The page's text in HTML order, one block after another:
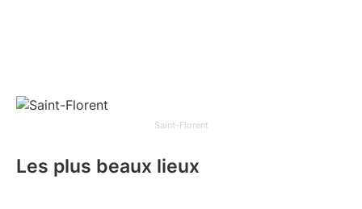
Saint-Florent
Les plus beaux lieux